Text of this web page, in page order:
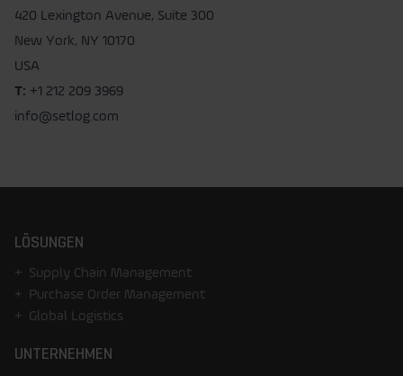
420 Lexington Avenue, Suite 300
New York, NY 10170
USA
T: +1 212 209 3969
info@setlog.com
LÖSUNGEN
Supply Chain Management
Purchase Order Management
Global Logistics
UNTERNEHMEN